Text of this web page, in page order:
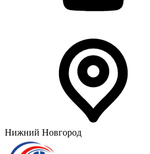
Нижний Новгород